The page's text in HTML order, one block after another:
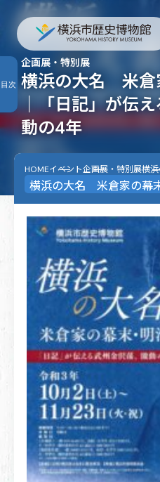
横浜の大名 米倉
｜「日記」が伝
動の4年
企画展・特別展
HOMEイベント企画展・特別展横
目次